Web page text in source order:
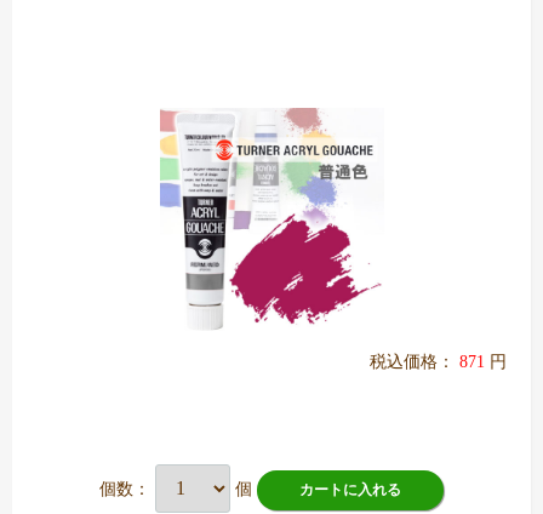
税込価格： 871 円
個数： 個 カートに入れる